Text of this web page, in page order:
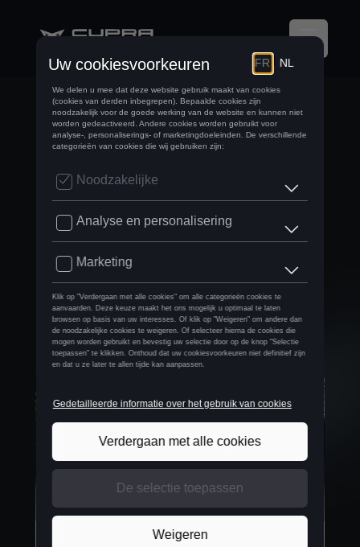
DE CUPRA RAVAL
STRIJKT NEER IN
BELGIË: VAN
LINK2FLEET TOT
PARADISE CITY EN
BUENAS OPEN
PADEL